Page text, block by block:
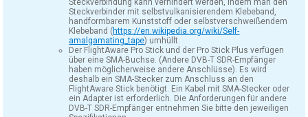
Steckverbindung kann verhindert werden, indem man den
Steckverbinder mit selbstvulkanisierendem Klebeband,
handformbarem Kunststoff oder selbstverschweißendem
Klebeband (https://en.wikipedia.org/wiki/Self-
amalgamating_tape) umhüllt.
Der FlightAware Pro Stick und der Pro Stick Plus verfügen
über eine SMA-Buchse. (Andere DVB-T SDR-Empfänger
haben möglicherweise andere Anschlüsse). Es wird
deshalb ein SMA-Stecker zum Anschluss an den
FlightAware Stick benötigt. Ein Kabel mit SMA-Stecker oder
ein Adapter ist erforderlich. Die Anforderungen für andere
DVB-T SDR-Empfänger entnehmen Sie bitte den jeweiligen